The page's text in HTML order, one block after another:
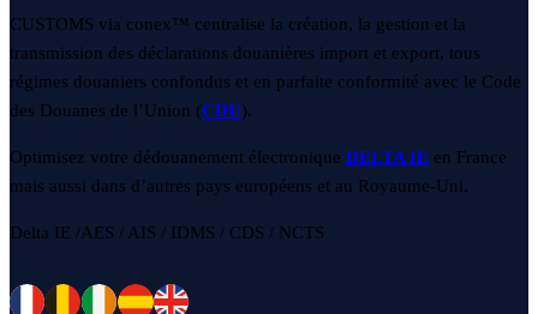
CUSTOMS via conex™ centralise la création, la gestion et la
transmission des déclarations douanières import et export, tous
régimes douaniers confondus et en parfaite conformité avec le Code
des Douanes de l’Union (CDU).
Optimisez votre dédouanement électronique DELTA IE en France
mais aussi dans d’autres pays européens et au Royaume-Uni.
Delta IE /AES / AIS / IDMS / CDS / NCTS